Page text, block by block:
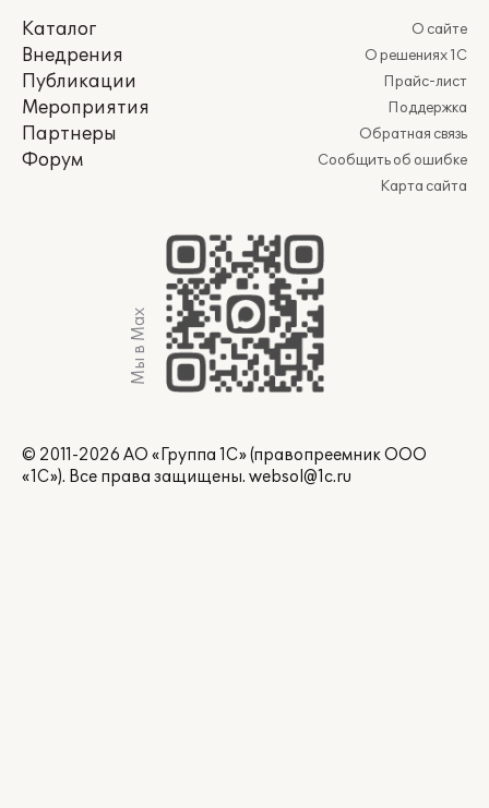
Каталог
Внедрения
Публикации
Мероприятия
Партнеры
Форум
О сайте
О решениях 1С
Прайс-лист
Поддержка
Обратная связь
Сообщить об ошибке
Карта сайта
Мы в Max
© 2011-2026 АО «Группа 1С» (правопреемник ООО
«1С»). Все права защищены. websol@1c.ru